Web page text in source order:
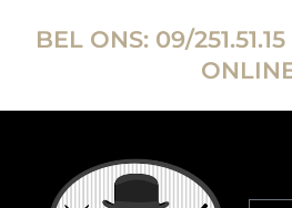
BEL ONS: 09/251.51.15